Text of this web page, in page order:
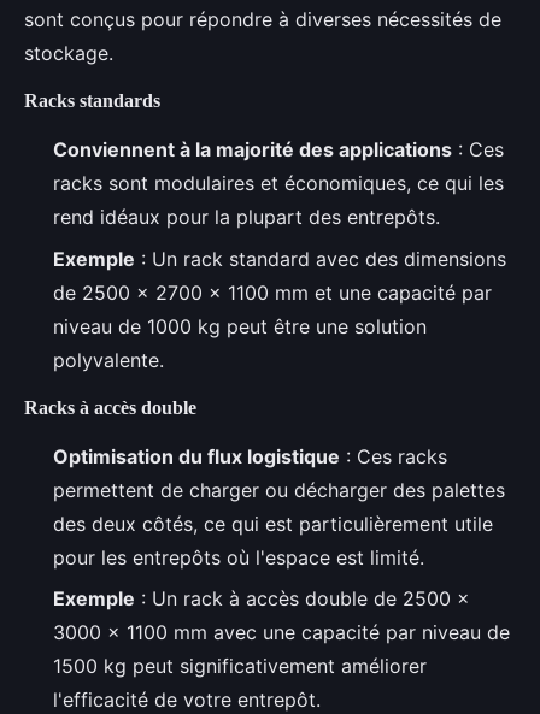
sont conçus pour répondre à diverses nécessités de
stockage.
Racks standards
Conviennent à la majorité des applications : Ces
racks sont modulaires et économiques, ce qui les
rend idéaux pour la plupart des entrepôts.
Exemple : Un rack standard avec des dimensions
de 2500 x 2700 x 1100 mm et une capacité par
niveau de 1000 kg peut être une solution
polyvalente.
Racks à accès double
Optimisation du flux logistique : Ces racks
permettent de charger ou décharger des palettes
des deux côtés, ce qui est particulièrement utile
pour les entrepôts où l'espace est limité.
Exemple : Un rack à accès double de 2500 x
3000 x 1100 mm avec une capacité par niveau de
1500 kg peut significativement améliorer
l'efficacité de votre entrepôt.